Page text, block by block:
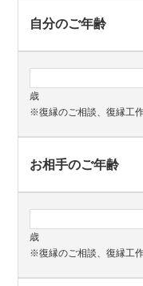
自分のご年齢
歳
※復縁のご相談、復縁工
お相手のご年齢
歳
※復縁のご相談、復縁工